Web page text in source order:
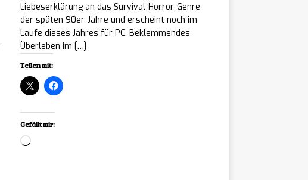
Liebeserklärung an das Survival-Horror-Genre
der späten 90er-Jahre und erscheint noch im
Laufe dieses Jahres für PC. Beklemmendes
Überleben im […]
Teilen mit:
Gefällt mir:
Loading…